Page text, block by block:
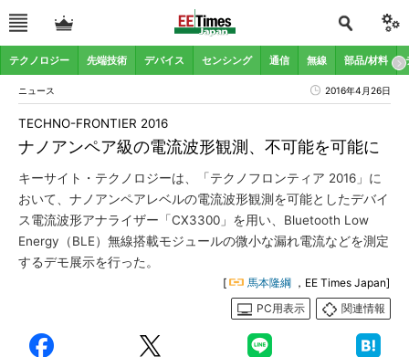
テクノロジー 先端技術 デバイス センシング 通信 無線 部品/材料
ニュース 2016年4月26日
ナノアンペア級の電流波形観測、不可能を可能に
TECHNO-FRONTIER 2016
キーサイト・テクノロジーは、「テクノフロンティア 2016」に
おいて、ナノアンペアレベルの電流波形観測を可能としたデバイ
ス電流波形アナライザー「CX3300」を用い、Bluetooth Low
Energy（BLE）無線搭載モジュールの微小な漏れ電流などを測定
するデモ展示を行った。
[ 馬本隆綱 ，EE Times Japan]
PC用表示
関連情報